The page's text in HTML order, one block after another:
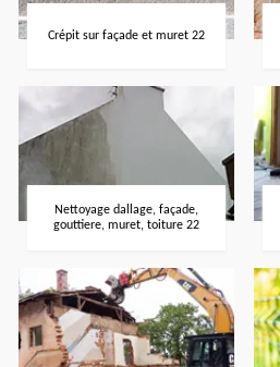
Crépit sur façade et muret 22
Nettoyage dallage, façade,
gouttiere, muret, toiture 22